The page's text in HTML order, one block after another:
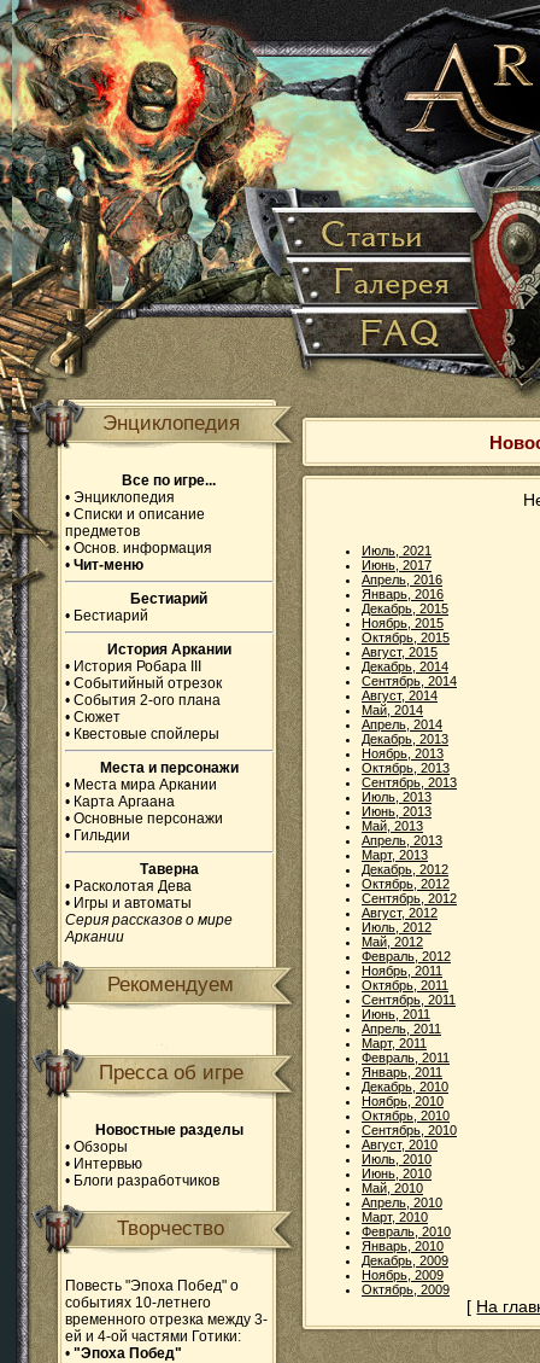
Энциклопедия
Все по игре...
• Энциклопедия
• Списки и описание
предметов
• Основ. информация
• Чит-меню
Бестиарий
• Бестиарий
История Аркании
• История Робара III
• Событийный отрезок
• События 2-ого плана
• Сюжет
• Квестовые спойлеры
Места и персонажи
• Места мира Аркании
• Карта Аргаана
• Основные персонажи
• Гильдии
Таверна
• Расколотая Дева
• Игры и автоматы
Серия рассказов о мире
Аркании
Рекомендуем
Пресса об игре
Новостные разделы
• Обзоры
• Интервью
• Блоги разработчиков
Творчество
Повесть "Эпоха Побед" о
событиях 10-летнего
временного отрезка между 3-
ей и 4-ой частями Готики:
• "Эпоха Побед"
Июль, 2021
Июнь, 2017
Апрель, 2016
Январь, 2016
Декабрь, 2015
Ноябрь, 2015
Октябрь, 2015
Август, 2015
Декабрь, 2014
Сентябрь, 2014
Август, 2014
Май, 2014
Апрель, 2014
Декабрь, 2013
Ноябрь, 2013
Октябрь, 2013
Сентябрь, 2013
Июль, 2013
Июнь, 2013
Май, 2013
Апрель, 2013
Март, 2013
Декабрь, 2012
Октябрь, 2012
Сентябрь, 2012
Август, 2012
Июль, 2012
Май, 2012
Февраль, 2012
Ноябрь, 2011
Октябрь, 2011
Сентябрь, 2011
Июнь, 2011
Апрель, 2011
Март, 2011
Февраль, 2011
Январь, 2011
Декабрь, 2010
Ноябрь, 2010
Октябрь, 2010
Сентябрь, 2010
Август, 2010
Июль, 2010
Июнь, 2010
Май, 2010
Апрель, 2010
Март, 2010
Февраль, 2010
Январь, 2010
Декабрь, 2009
Ноябрь, 2009
Октябрь, 2009
[ На